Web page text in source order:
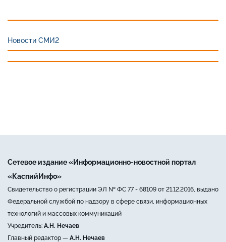
Новости СМИ2
Сетевое издание «Информационно-новостной портал
«КаспийИнфо»
Свидетельство о регистрации ЭЛ № ФС 77 - 68109 от 21.12.2016, выдано
Федеральной службой по надзору в сфере связи, информационных
технологий и массовых коммуникаций
Учредитель: А.Н. Нечаев
Главный редактор — А.Н. Нечаев